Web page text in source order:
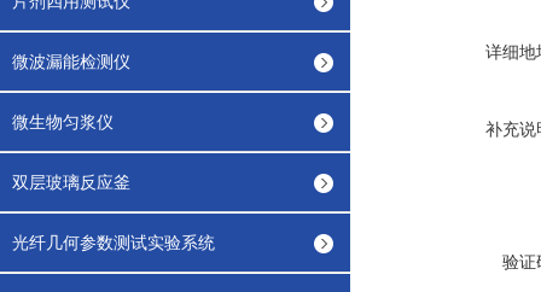
微波漏能检测仪
微生物匀浆仪
双层玻璃反应釜
光纤几何参数测试实验系统
详细地
补充说
验证